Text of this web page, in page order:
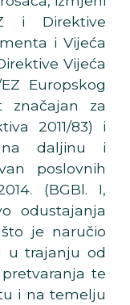
i Direktive
i Vijeća
Vijeća
Europskog
značajan za
2011/83) i
na daljinu i
poslovnih
(BGBl. I,
odustajanja
je naručio
u trajanju od
te
i na temelju